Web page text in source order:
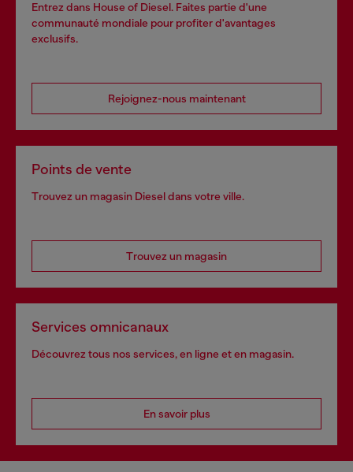
Entrez dans House of Diesel. Faites partie d'une
communauté mondiale pour profiter d'avantages
exclusifs.
Rejoignez-nous maintenant
Points de vente
Trouvez un magasin Diesel dans votre ville.
Trouvez un magasin
Services omnicanaux
Découvrez tous nos services, en ligne et en magasin.
En savoir plus